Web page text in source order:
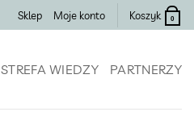
Sklep Moje konto Koszyk 0
STREFA WIEDZY PARTNERZY